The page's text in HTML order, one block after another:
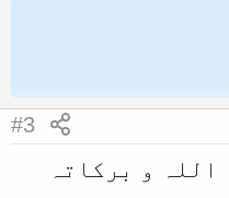
#3
اللہ و برکاتہ